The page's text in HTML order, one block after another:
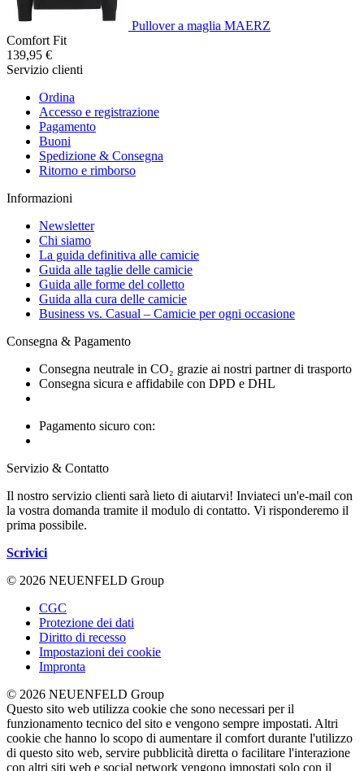
Pullover a maglia MAERZ
Comfort Fit
139,95 €
Servizio clienti
Ordina
Accesso e registrazione
Pagamento
Buoni
Spedizione & Consegna
Ritorno e rimborso
Informazioni
Newsletter
Chi siamo
La guida definitiva alle camicie
Guida alle taglie delle camicie
Guida alle forme del colletto
Guida alla cura delle camicie
Business vs. Casual – Camicie per ogni occasione
Consegna & Pagamento
Consegna neutrale in CO₂ grazie ai nostri partner di trasporto
Consegna sicura e affidabile con DPD e DHL
Pagamento sicuro con:
Servizio & Contatto
Il nostro servizio clienti sarà lieto di aiutarvi! Inviateci un'e-mail con
la vostra domanda tramite il modulo di contatto. Vi risponderemo il
prima possibile.
Scrivici
© 2026 NEUENFELD Group
CGC
Protezione dei dati
Diritto di recesso
Impostazioni dei cookie
Impronta
© 2026 NEUENFELD Group
Questo sito web utilizza cookie che sono necessari per il
funzionamento tecnico del sito e vengono sempre impostati. Altri
cookie che hanno lo scopo di aumentare il comfort durante l'utilizzo
di questo sito web, servire pubblicità diretta o facilitare l'interazione
con altri siti web e social network vengono impostati solo con il